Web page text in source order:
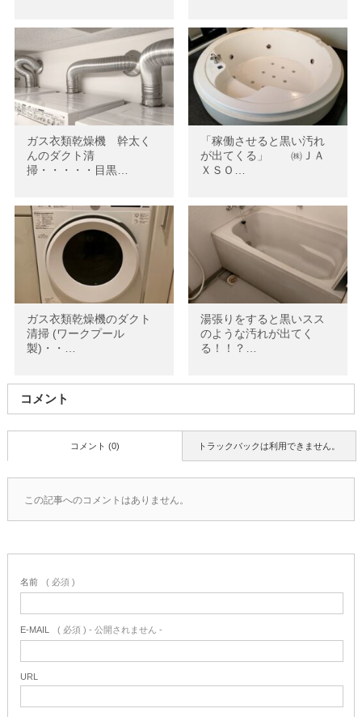
ガス衣類乾燥機 幹太く
んのダクト清
掃・・・・・目黒…
「稼働させると黒い汚れ
が出てくる」 ㈱ＪＡ
ＸＳＯ…
ガス衣類乾燥機のダクト
清掃 (ワークプール
製)・・…
湯張りをすると黒いスス
のような汚れが出てく
る！！？…
コメント
トラックバックは利用できません。
コメント (0)
この記事へのコメントはありません。
名前 ( 必須 )
E-MAIL ( 必須 ) - 公開されません -
URL